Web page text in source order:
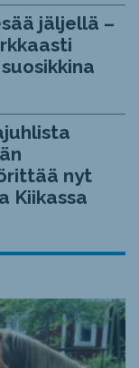
jäljellä –
nyt
Kiikassa